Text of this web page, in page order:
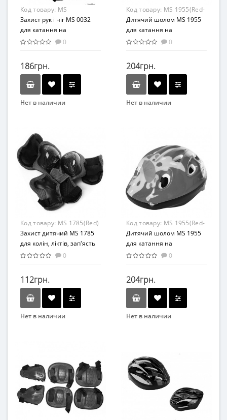
Код товару: MS
0032(Blue)
Захист рук і ніг MS 0032
для катання на
велосипеді, роликах,
0
186грн.
Нет в наличии
Вид
Аксессуары
Материал
Комбинированный
Код товару: MS 1955(Red-
White)
Дитячий шолом MS 1955
для катання на
велосипеді (Червоно-
0
204грн.
Нет в наличии
Аксессуары
Материал
Комбинированный
Код товару: MS 1785(Red)
Захист дитячий MS 1785
для колін, ліктів, зап'ясть
(Червоний ) 0
112грн.
Нет в наличии
Аксессуары
Материал
Комбинированный
Код товару: MS 1955(Red-
Yellow)
Дитячий шолом MS 1955
для катання на
велосипеді (Червоно-
0
204грн.
Нет в наличии
Аксессуары
Материал
Комбинированный